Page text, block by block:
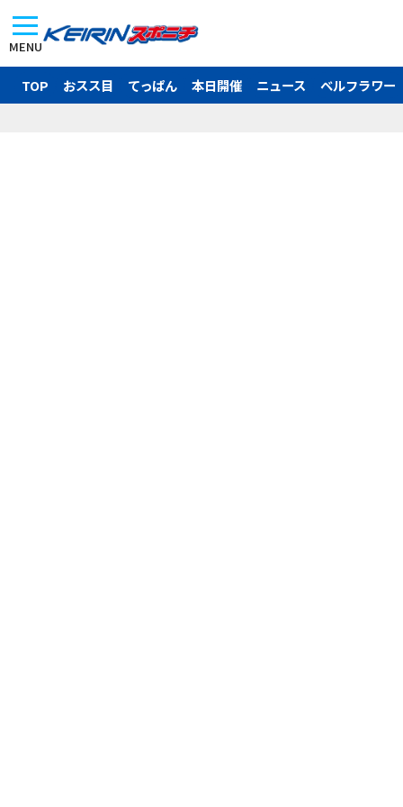
MENU
TOP おスス目 てっぱん 本日開催 ニュース ベルフラワー